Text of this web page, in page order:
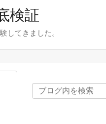
検証
してきました。